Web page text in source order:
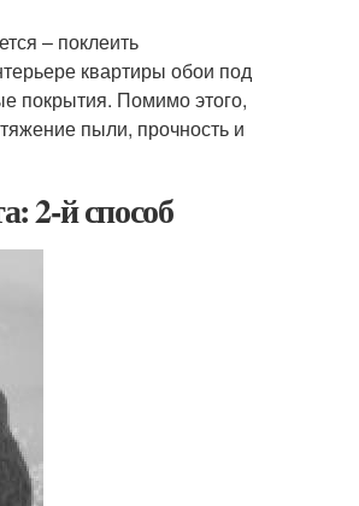
– поклеить
квартиры обои под
покрытия. Помимо этого,
пыли, прочность и
2-й способ